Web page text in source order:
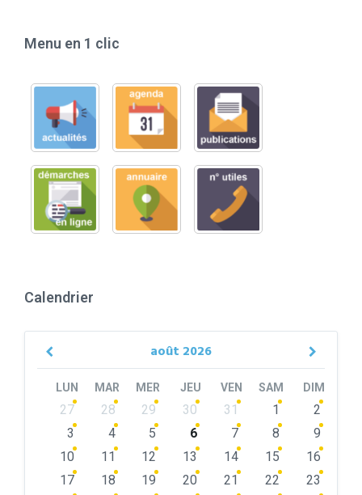
Menu en 1 clic
Calendrier
août 2026
Previous
LUN MAR MER JEU VEN SAM DIM
Skip
calendar
27 28 29 30 31 1
2
3
4 5 6 7 8
9
10
11 12 13 14 15
16
17
18 19 20 21 22
23